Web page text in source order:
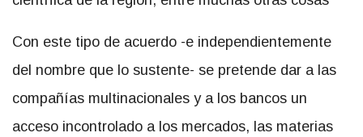
Con este tipo de acuerdo -e independientemente
del nombre que lo sustente- se pretende dar a las
compañías multinacionales y a los bancos un
acceso incontrolado a los mercados, las materias